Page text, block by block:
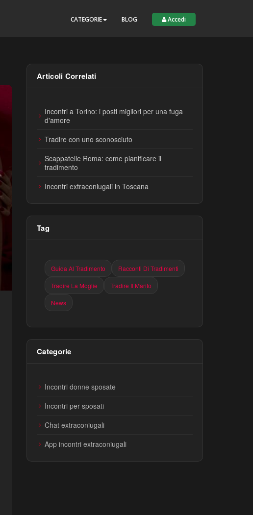
CATEGORIE BLOG Accedi
Articoli Correlati
Incontri a Torino: i posti migliori per una fuga
d'amore
Tradire con uno sconosciuto
Scappatelle Roma: come pianificare il
tradimento
Incontri extraconiugali in Toscana
Tag
Guida Al Tradimento Racconti Di Tradimenti
Tradire La Moglie Tradire Il Marito
News
Categorie
Incontri donne sposate
Incontri per sposati
Chat extraconiugali
App incontri extraconiugali